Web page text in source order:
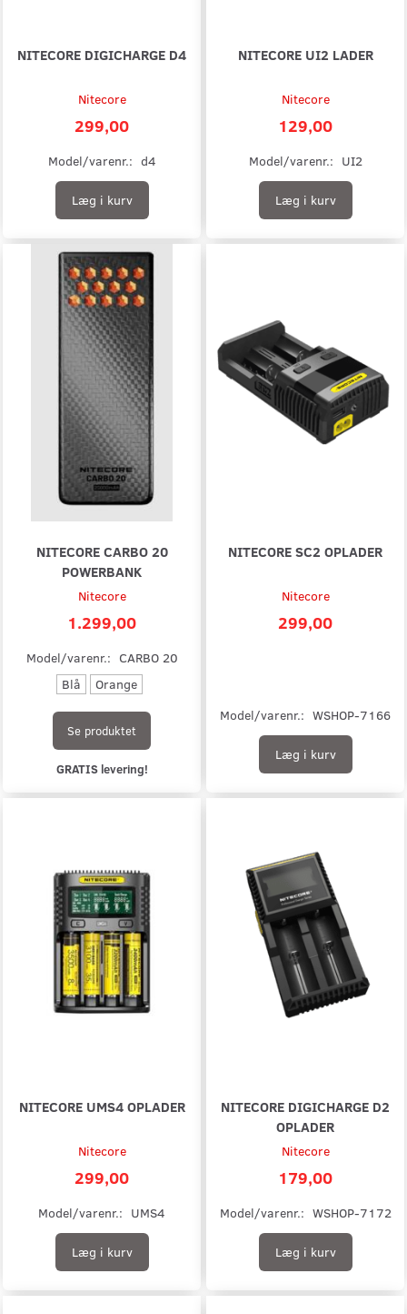
NITECORE DIGICHARGE D4
Nitecore
299,00
Model/varenr.: d4
Læg i kurv
NITECORE UI2 LADER
Nitecore
129,00
Model/varenr.: UI2
Læg i kurv
NITECORE CARBO 20
POWERBANK
Nitecore
1.299,00
Model/varenr.: CARBO 20
Blå
Orange
Se produktet
GRATIS levering!
NITECORE SC2 OPLADER
Nitecore
299,00
Model/varenr.: WSHOP-7166
Læg i kurv
NITECORE UMS4 OPLADER
Nitecore
299,00
Model/varenr.: UMS4
Læg i kurv
NITECORE DIGICHARGE D2
OPLADER
Nitecore
179,00
Model/varenr.: WSHOP-7172
Læg i kurv